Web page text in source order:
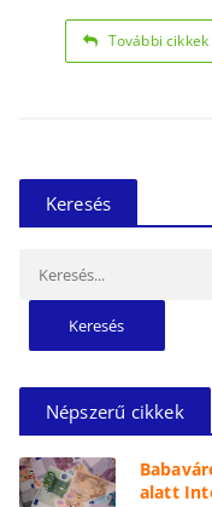
További
Keresés
Népszerű cikkek
alatt